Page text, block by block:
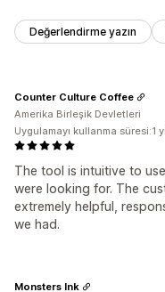
Değerlendirme yazın
The tool is intuitive to
were looking for. The
extremely helpful,
we had.
Counter Culture Coffee
Amerika Birleşik Devletleri
Uygulamayı kullanma süresi:1
Monsters Ink